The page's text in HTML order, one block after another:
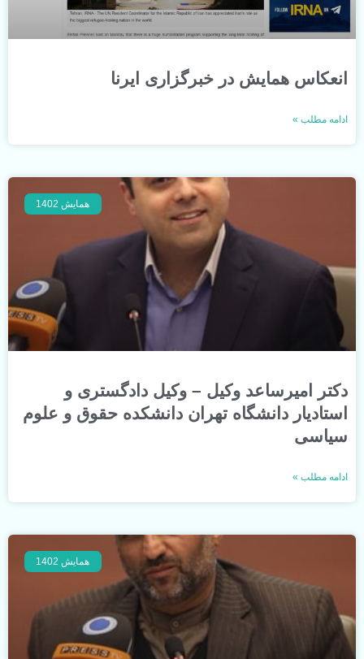
انعکاس همایش در خبرگزاری ایرنا
ادامه مطلب »
همایش 1402
دکتر امیرساعد وکیل – وکیل دادگستری و
استادیار دانشگاه تهران دانشکده حقوق و علوم
سیاسی
ادامه مطلب »
همایش 1402